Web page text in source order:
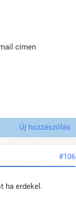
címen
Új hozzászólás
#106
ha erdekel.